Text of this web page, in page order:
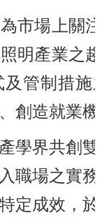
市場上關
明產業之
管制措
創造就業
學界共創
職場之實
定成效，